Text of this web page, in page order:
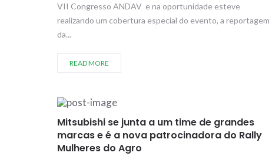
VII Congresso ANDAV e na oportunidade esteve
realizando um cobertura especial do evento, a reportagem
da...
READ MORE
Mitsubishi se junta a um time de grandes
marcas e é a nova patrocinadora do Rally
Mulheres do Agro